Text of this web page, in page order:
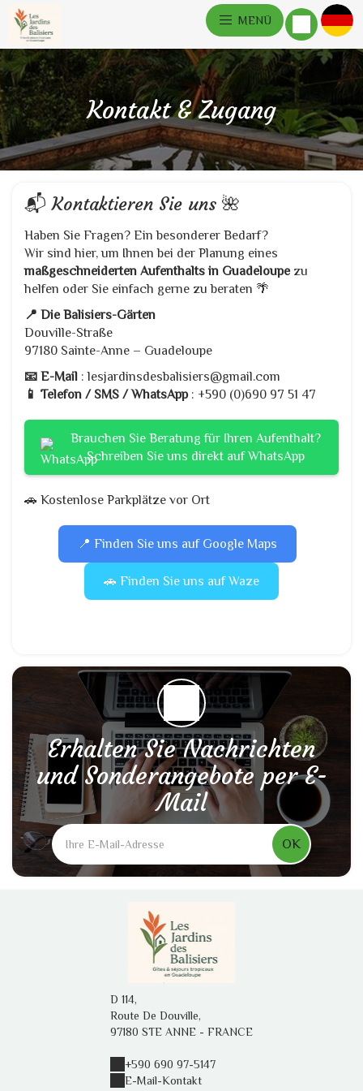
MENÜ
Kontakt & Zugang
📬 Kontaktieren Sie uns 🌺
Haben Sie Fragen? Ein besonderer Bedarf?
Wir sind hier, um Ihnen bei der Planung eines
maßgeschneiderten Aufenthalts in Guadeloupezu
helfen oder Sie einfach gerne zu beraten 🌴
📍 Die Balisiers-Gärten
Douville-Straße
97180 Sainte-Anne – Guadeloupe
📧 E-Mail : lesjardinsdesbalisiers@gmail.com
📱 Telefon / SMS / WhatsApp: +590 (0)690 97 51 47
Brauchen Sie Beratung für Ihren Aufenthalt?
Schreiben Sie uns direkt auf WhatsApp
🚗 Kostenlose Parkplätze vor Ort
📍 Finden Sie uns auf Google Maps
🚗 Finden Sie uns auf Waze
Erhalten Sie Nachrichten
und Sonderangebote per E-
Mail
OK
D 114,
Route De Douville,
97180 STE ANNE - FRANCE
+590 690 97-5147
E-Mail-Kontakt